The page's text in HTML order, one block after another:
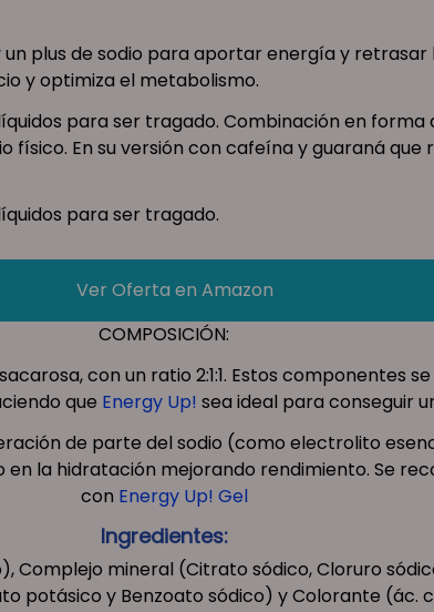
plus de sodio para aportar energía y
y optimiza el metabolismo.
para ser tragado. Combinación en
En su versión con cafeína y guaraná que
para ser tragado.
Ver Oferta en Amazon
COMPOSICIÓN:
con un ratio 2:1:1. Estos
que Energy Up! sea ideal para conseguir
de parte del sodio (como electrolito
la hidratación mejorando rendimiento. Se
con Energy Up! Gel
Ingredientes:
Complejo mineral (Citrato sódico, Cloruro
potásico y Benzoato sódico) y Colorante (ác.